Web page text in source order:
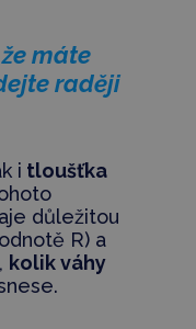
máte
raději
i tloušťka
důležitou
R) a
kolik váhy